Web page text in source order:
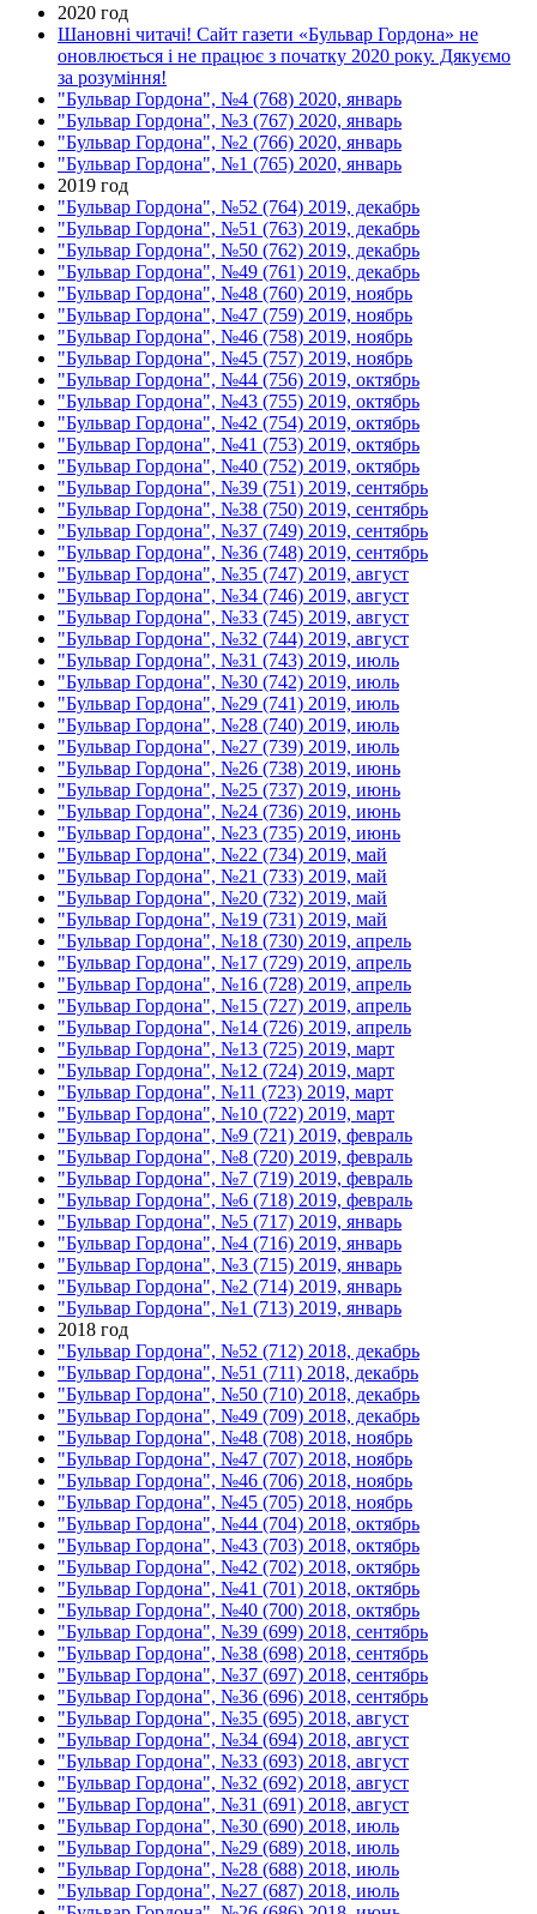
2020 год
Шановні читачі! Сайт газети «Бульвар Гордона» не
оновлюється і не працює з початку 2020 року. Дякуємо
за розуміння!
"Бульвар Гордона", №4 (768) 2020, январь
"Бульвар Гордона", №3 (767) 2020, январь
"Бульвар Гордона", №2 (766) 2020, январь
"Бульвар Гордона", №1 (765) 2020, январь
2019 год
"Бульвар Гордона", №52 (764) 2019, декабрь
"Бульвар Гордона", №51 (763) 2019, декабрь
"Бульвар Гордона", №50 (762) 2019, декабрь
"Бульвар Гордона", №49 (761) 2019, декабрь
"Бульвар Гордона", №48 (760) 2019, ноябрь
"Бульвар Гордона", №47 (759) 2019, ноябрь
"Бульвар Гордона", №46 (758) 2019, ноябрь
"Бульвар Гордона", №45 (757) 2019, ноябрь
"Бульвар Гордона", №44 (756) 2019, октябрь
"Бульвар Гордона", №43 (755) 2019, октябрь
"Бульвар Гордона", №42 (754) 2019, октябрь
"Бульвар Гордона", №41 (753) 2019, октябрь
"Бульвар Гордона", №40 (752) 2019, октябрь
"Бульвар Гордона", №39 (751) 2019, сентябрь
"Бульвар Гордона", №38 (750) 2019, сентябрь
"Бульвар Гордона", №37 (749) 2019, сентябрь
"Бульвар Гордона", №36 (748) 2019, сентябрь
"Бульвар Гордона", №35 (747) 2019, август
"Бульвар Гордона", №34 (746) 2019, август
"Бульвар Гордона", №33 (745) 2019, август
"Бульвар Гордона", №32 (744) 2019, август
"Бульвар Гордона", №31 (743) 2019, июль
"Бульвар Гордона", №30 (742) 2019, июль
"Бульвар Гордона", №29 (741) 2019, июль
"Бульвар Гордона", №28 (740) 2019, июль
"Бульвар Гордона", №27 (739) 2019, июль
"Бульвар Гордона", №26 (738) 2019, июнь
"Бульвар Гордона", №25 (737) 2019, июнь
"Бульвар Гордона", №24 (736) 2019, июнь
"Бульвар Гордона", №23 (735) 2019, июнь
"Бульвар Гордона", №22 (734) 2019, май
"Бульвар Гордона", №21 (733) 2019, май
"Бульвар Гордона", №20 (732) 2019, май
"Бульвар Гордона", №19 (731) 2019, май
"Бульвар Гордона", №18 (730) 2019, апрель
"Бульвар Гордона", №17 (729) 2019, апрель
"Бульвар Гордона", №16 (728) 2019, апрель
"Бульвар Гордона", №15 (727) 2019, апрель
"Бульвар Гордона", №14 (726) 2019, апрель
"Бульвар Гордона", №13 (725) 2019, март
"Бульвар Гордона", №12 (724) 2019, март
"Бульвар Гордона", №11 (723) 2019, март
"Бульвар Гордона", №10 (722) 2019, март
"Бульвар Гордона", №9 (721) 2019, февраль
"Бульвар Гордона", №8 (720) 2019, февраль
"Бульвар Гордона", №7 (719) 2019, февраль
"Бульвар Гордона", №6 (718) 2019, февраль
"Бульвар Гордона", №5 (717) 2019, январь
"Бульвар Гордона", №4 (716) 2019, январь
"Бульвар Гордона", №3 (715) 2019, январь
"Бульвар Гордона", №2 (714) 2019, январь
"Бульвар Гордона", №1 (713) 2019, январь
2018 год
"Бульвар Гордона", №52 (712) 2018, декабрь
"Бульвар Гордона", №51 (711) 2018, декабрь
"Бульвар Гордона", №50 (710) 2018, декабрь
"Бульвар Гордона", №49 (709) 2018, декабрь
"Бульвар Гордона", №48 (708) 2018, ноябрь
"Бульвар Гордона", №47 (707) 2018, ноябрь
"Бульвар Гордона", №46 (706) 2018, ноябрь
"Бульвар Гордона", №45 (705) 2018, ноябрь
"Бульвар Гордона", №44 (704) 2018, октябрь
"Бульвар Гордона", №43 (703) 2018, октябрь
"Бульвар Гордона", №42 (702) 2018, октябрь
"Бульвар Гордона", №41 (701) 2018, октябрь
"Бульвар Гордона", №40 (700) 2018, октябрь
"Бульвар Гордона", №39 (699) 2018, сентябрь
"Бульвар Гордона", №38 (698) 2018, сентябрь
"Бульвар Гордона", №37 (697) 2018, сентябрь
"Бульвар Гордона", №36 (696) 2018, сентябрь
"Бульвар Гордона", №35 (695) 2018, август
"Бульвар Гордона", №34 (694) 2018, август
"Бульвар Гордона", №33 (693) 2018, август
"Бульвар Гордона", №32 (692) 2018, август
"Бульвар Гордона", №31 (691) 2018, август
"Бульвар Гордона", №30 (690) 2018, июль
"Бульвар Гордона", №29 (689) 2018, июль
"Бульвар Гордона", №28 (688) 2018, июль
"Бульвар Гордона", №27 (687) 2018, июль